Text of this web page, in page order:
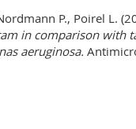
P., Poirel L.
in comparison with
aeruginosa.